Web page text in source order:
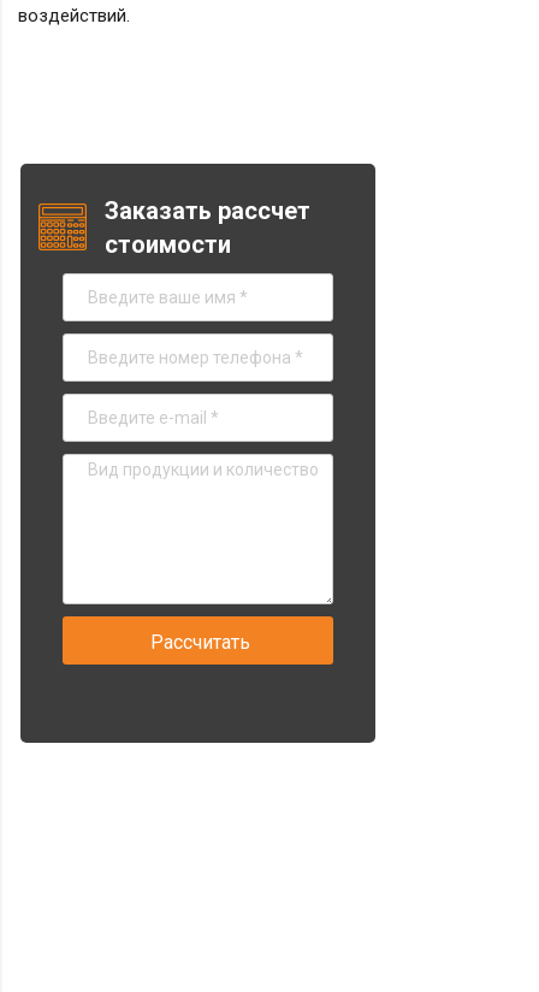
воздействий.
Заказать рассчет
стоимости